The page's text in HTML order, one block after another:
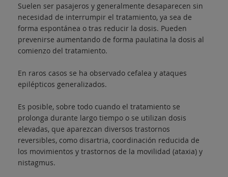
Suelen ser pasajeros y generalmente desaparecen sin
necesidad de interrumpir el tratamiento, ya sea de
forma espontánea o tras reducir la dosis. Pueden
prevenirse aumentando de forma paulatina la dosis al
comienzo del tratamiento.
En raros casos se ha observado cefalea y ataques
epilépticos generalizados.
Es posible, sobre todo cuando el tratamiento se
prolonga durante largo tiempo o se utilizan dosis
elevadas, que aparezcan diversos trastornos
reversibles, como disartria, coordinación reducida de
los movimientos y trastornos de la movilidad (ataxia) y
nistagmus.